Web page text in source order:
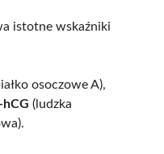
istotne wskaźniki
osoczowe A),
(ludzka